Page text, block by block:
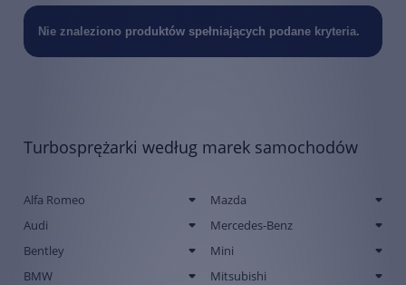
Nie znaleziono produktów spełniających podane kryteria.
Turbosprężarki według marek samochodów
Alfa Romeo
Audi
Bentley
BMW
Mazda
Mercedes-Benz
Mini
Mitsubishi